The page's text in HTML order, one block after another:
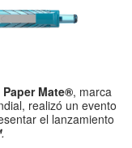
Paper Mate®, marca
realizó un evento
el lanzamiento
.